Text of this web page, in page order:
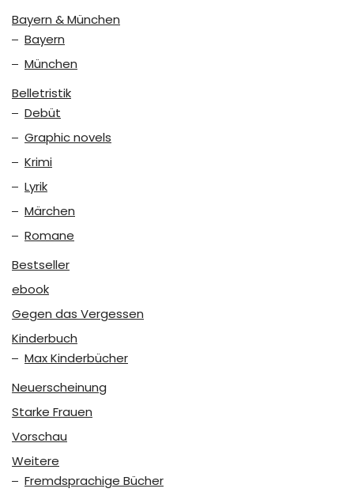
Bayern & München
Bayern
München
Belletristik
Debüt
Graphic novels
Krimi
Lyrik
Märchen
Romane
Bestseller
ebook
Gegen das Vergessen
Kinderbuch
Max Kinderbücher
Neuerscheinung
Starke Frauen
Vorschau
Weitere
Fremdsprachige Bücher